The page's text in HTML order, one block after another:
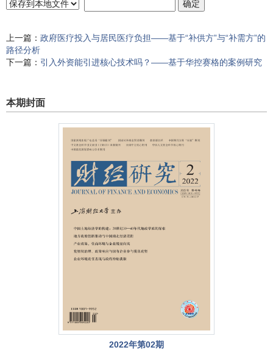
上一篇： 政府医疗投入与居民医疗负担——基于“补供方”与“补需方”的
路径分析
下一篇： 引入外资能引进核心技术吗？——基于华控赛格的案例研究
本期封面
2022年第02期